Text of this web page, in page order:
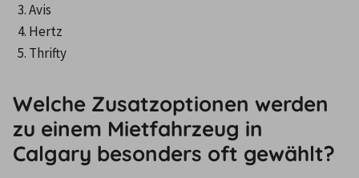
Avis
Hertz
Thrifty
Welche Zusatzoptionen werden
zu einem Mietfahrzeug in
Calgary besonders oft gewählt?